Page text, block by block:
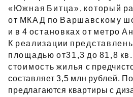
«Южная Битца», который
от МКАД по Варшавскому
и в 4 остановках от метро
К реализации
площадью от31,3 до 81,8
стоимость жилья с
составляет 3,5 млн рублей.
предлагаются квартиры с